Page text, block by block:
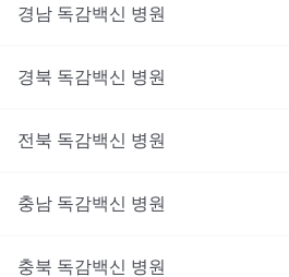
경남 독감백신 병원
경북 독감백신 병원
전북 독감백신 병원
충남 독감백신 병원
충북 독감백신 병원